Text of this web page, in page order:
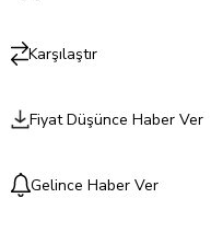
Karşılaştır
Fiyat Düşünce Haber Ver
Gelince Haber Ver